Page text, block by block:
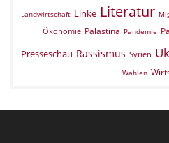
Landwirtschaft Linke Literatur
Ökonomie Palästina Pandemie
Presseschau Rassismus Syrien
Wahlen